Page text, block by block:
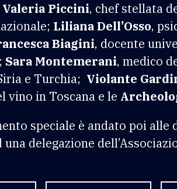
Valeria Piccini, chef stellata
Liliana Dell’Osso,
Biagini, docente
Sara Montemerani, medico
e Turchia; Violante
vino in Toscana e le
speciale è andato poi
delegazione